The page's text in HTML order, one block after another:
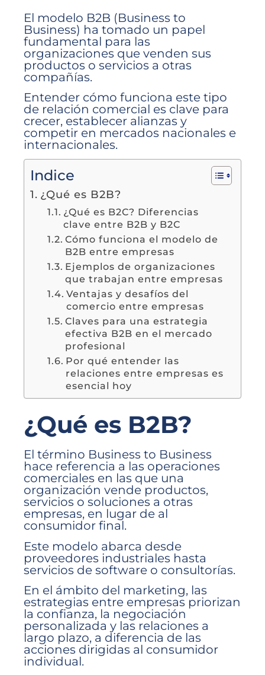
El modelo B2B (Business to
Business) ha tomado un papel
fundamental para las
organizaciones que venden sus
productos o servicios a otras
compañías.
Entender cómo funciona este tipo
de relación comercial es clave para
crecer, establecer alianzas y
competir en mercados nacionales e
internacionales.
Indice
¿Qué es B2B?
¿Qué es B2C? Diferencias
clave entre B2B y B2C
Cómo funciona el modelo de
B2B entre empresas
Ejemplos de organizaciones
que trabajan entre empresas
Ventajas y desafíos del
comercio entre empresas
Claves para una estrategia
efectiva B2B en el mercado
profesional
Por qué entender las
relaciones entre empresas es
esencial hoy
¿Qué es B2B?
El término Business to Business
hace referencia a las operaciones
comerciales en las que una
organización vende productos,
servicios o soluciones a otras
empresas, en lugar de al
consumidor final.
Este modelo abarca desde
proveedores industriales hasta
servicios de software o consultorías.
En el ámbito del marketing, las
estrategias entre empresas priorizan
la confianza, la negociación
personalizada y las relaciones a
largo plazo, a diferencia de las
acciones dirigidas al consumidor
individual.